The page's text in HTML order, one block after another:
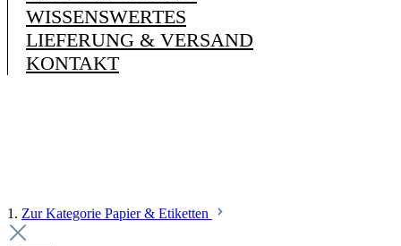
WISSENSWERTES
LIEFERUNG & VERSAND
KONTAKT
1. Zur Kategorie Papier & Etiketten